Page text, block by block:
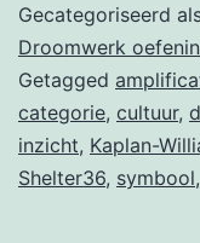
Gecategoriseerd
Droomwerk
Getagged
categorie, cultuur,
inzicht, Kaplan-
Shelter36, symbool,